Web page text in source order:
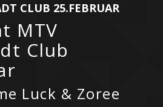
CLUB 25.FEBRUAR
MTV
Club
Luck & Zoree